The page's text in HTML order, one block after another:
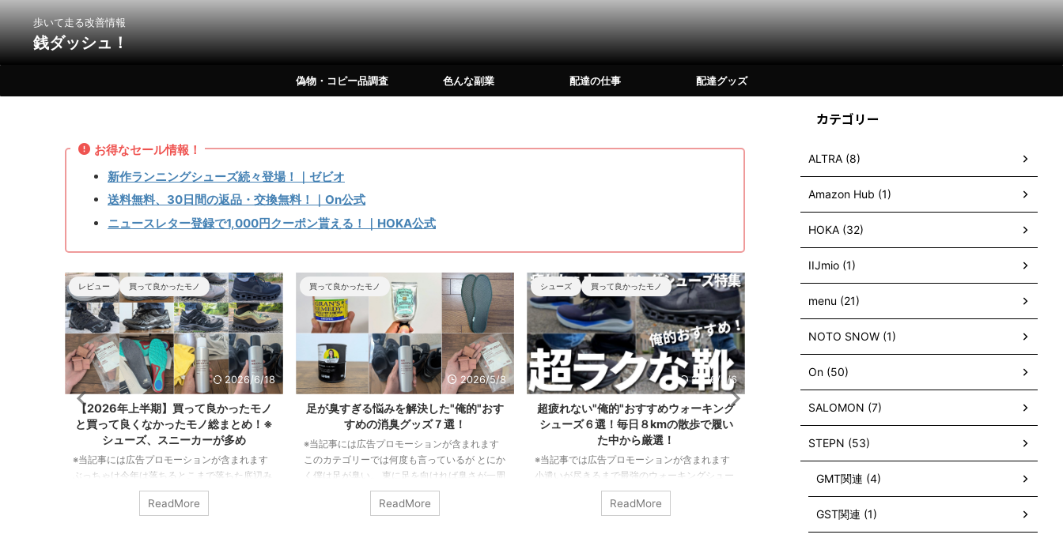
歩いて走る改善情報
銭ダッシュ！
偽物・コピー品調査 色んな副業 配達の仕事 配達グッズ
お得なセール情報！
新作ランニングシューズ続々登場！｜ゼビオ
送料無料、30日間の返品・交換無料！｜On公式
ニュースレター登録で1,000円クーポン貰える！｜HOKA公式
買って良かったモノ
2026/5/8
足が臭すぎる悩みを解決した"俺的"おす
すめの消臭グッズ７選！
※当記事には広告プロモーションが含まれます
このカテゴリーでは何度も言っているが とにか
く僕は足が臭い。 東に足を向ければ臭さが一周
して西から後頭部に当たるくらいだ。 まさに
北半球を駆け巡る足の臭さ なんだ。 だからこ
ReadMore
シューズ 買って良かったモノ
2026/8/6
超疲れない"俺的"おすすめウォーキング
シューズ６選！毎日８kmの散歩で履い
た中から厳選！
※当記事では広告プロモーションが含まれます
小遣いが尽きるまで最強のウォーキングシュー
ズを求めて靴を買い漁り、その日の気分で靴を
替えては毎日8kmのウォーキングで履きまくっ
ReadMore
On シューズ 買って良かったモノ
2026/8/3
実際にOnシューズを普段履きした中
の"俺的"おすすめランキング５選を紹介
する！
※当記事には広告プロモーションが含まれます
これまでメルカリで売ったシューズも込みで12
足のOnシューズを普段履きした。 せっかくな
ので価格、快適性、デザイン性と管理人の好
ReadMore
レビュー 買って良かったモノ
俺的おすすめのウォーキング必須アイテ
ム４選を紹介！※ランニングで使っても
OK！
※当記事には広告プロモーションが含まれます
ここ3年ほど8kmのウォーキングを毎日続けて
成したので本記事でまとめる。 快適に長い時間
歩けて熱中症も対策 するための装備なのでぜひ
レビュー
【2026年
と買って良
シュー
※当記事には
ぶっちゃけ今
カテゴリー
ALTRA (8)
Amazon Hub (1)
HOKA (32)
IIJmio (1)
menu (21)
NOTO SNOW (1)
On (50)
SALOMON (7)
STEPN (53)
GMT関連 (4)
GST関連 (1)